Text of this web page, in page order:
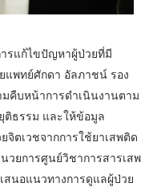
รแก้ไขปัญหาผู้ป่วยที่มี
แพทย์ศักดา อัลภาชน์ รอง
คืบหน้าการดำเนินงานตาม
ติธรรม และให้ข้อมูล
ตเวชจากการใช้ยาเสพติด
วยการศูนย์วิชาการสารเสพ
สนอแนวทางการดูแลผู้ป่วย